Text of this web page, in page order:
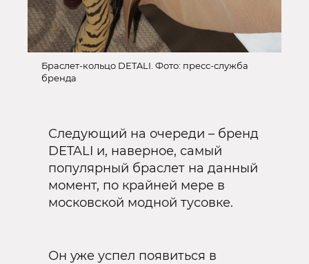
Браслет-кольцо DETALI. Фото: пресс-служба
бренда
Следующий на очереди – бренд
DETALI и, наверное, самый
популярный браслет на данный
момент, по крайней мере в
московской модной тусовке.
Он уже успел появиться в